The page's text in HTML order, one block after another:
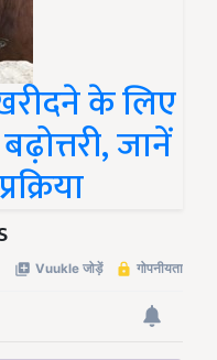
के लिए
जानें